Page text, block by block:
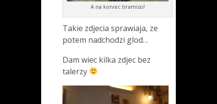
A na koniec tiramisù!
Takie zdjecia sprawiaja, ze
potem nadchodzi glod…
Dam wiec kilka zdjec bez
talerzy